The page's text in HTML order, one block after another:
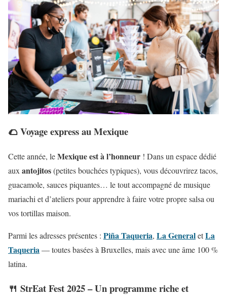
🌮 Voyage express au Mexique
Cette année, leMexique est à l’honneur ! Dans un espace dédié
aux antojitos(petites bouchées typiques), vous découvrirez tacos,
guacamole, sauces piquantes… le tout accompagné de musique
mariachi et d’ateliers pour apprendre à faire votre propre salsa ou
vos tortillas maison.
Parmi les adresses présentes : Piña Taqueria, La GeneraletLa
Taqueria— toutes basées à Bruxelles, mais avec une âme 100 %
latina.
🍴 StrEat Fest 2025 – Un programme riche et